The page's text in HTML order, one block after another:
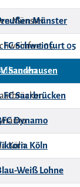
Münster
FC Schweinfurt 05
Sandhausen
FC Saarbrücken
Dynamo
Köln
Weiß Lohne